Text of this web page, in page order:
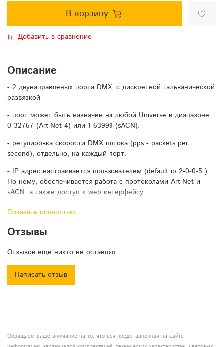
В корзину
Добавить в сравнение
Описание
- 2 двунаправленых порта DMX, с дискретной гальванической
развязкой
- порт может быть назначен на любой Universe в диапазоне
0-32767 (Art-Net 4) или 1-63999 (sACN).
- регулировка скорости DMX потока (pps - packets per
second), отдельно, на каждый порт.
- IP адрес настраивается пользователем (default ip 2-0-0-5 ).
По нему, обеспечивается работа с протоколами Art-Net и
sACN, а также доступ к web интерфейсу.
- резервный, неизменяемый ip адрес 2-2-2-2, по которому
посмотреть текущие настройки (на случай если будет забыт-
используется.
локальной сети (10\100мбит).
активного модуля PoE. IEEE 802.3af, PD Type 1, Class 0.
Показать полностью
Отзывы
Отзывов еще никто не оставлял
Написать отзыв
Обращаем ваше внимание на то, что вся представленная на сайте